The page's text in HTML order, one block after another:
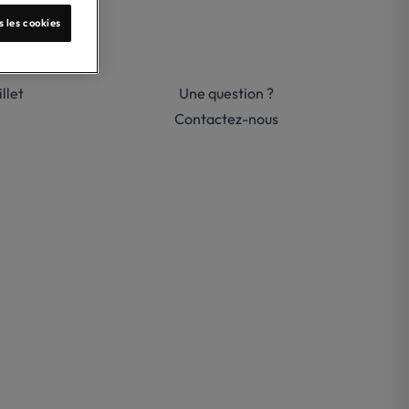
Une question ?
Contactez-nous
les cookies